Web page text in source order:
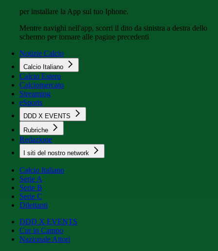
per installare la App sul tuo Iphone.
Mentre navighi nell'app, scorri il dito da sinistra a destra dello
schermo per tornare alle pagine precedenti
Notizie Calcio
Calcio Italiano
Calcio Estero
Calciomercato
Streaming
eSports
DDD X EVENTS
Rubriche
Redazione
I siti del nostro network
Calcio Italiano
Serie A
Serie B
Serie C
Dilettanti
DDD X EVENTS
Cur in Campo
Nazionale Attori